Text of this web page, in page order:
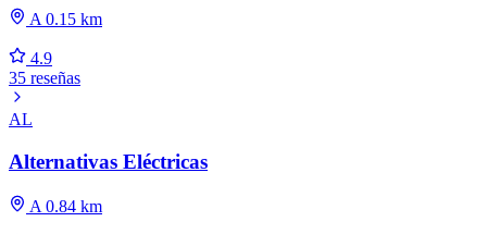
A 0.15 km
4.9
35 reseñas
AL
Alternativas Eléctricas
A 0.84 km